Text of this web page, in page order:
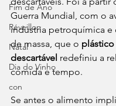
Fim de Ano
Réveillon
Natal
Dia do Vinho
con
Guerra Mundial, com o
indústria petroquímica e
de massa, que o
descartável redefiniu a
comida e tempo.
Se antes o alimento